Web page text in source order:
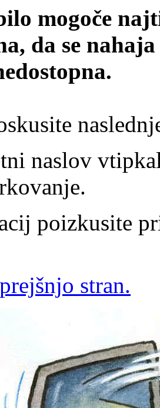
mogoče
da se
naslov
poizkusite
prejšnjo stran.